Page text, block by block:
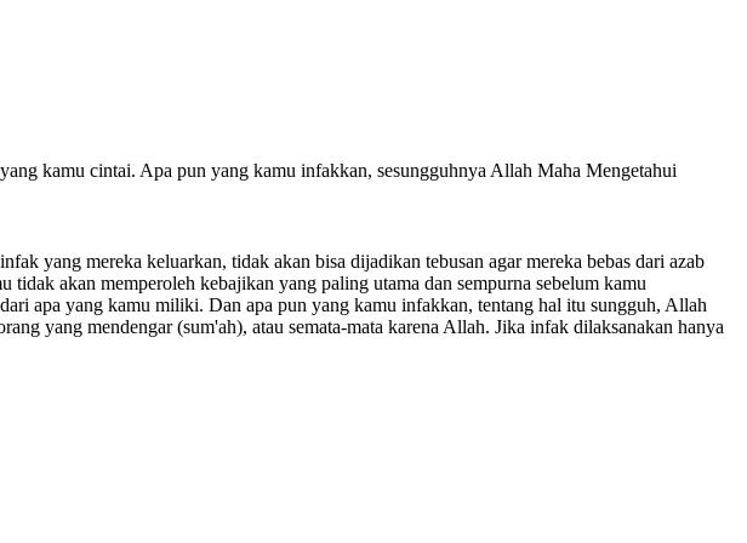
kamu cintai. Apa pun yang kamu infakkan, sesungguhnya Allah Maha Mengetahui
yang mereka keluarkan, tidak akan bisa dijadikan tebusan agar mereka bebas dari azab
akan memperoleh kebajikan yang paling utama dan sempurna sebelum kamu
apa yang kamu miliki. Dan apa pun yang kamu infakkan, tentang hal itu sungguh, Allah
yang mendengar (sum'ah), atau semata-mata karena Allah. Jika infak dilaksanakan hanya